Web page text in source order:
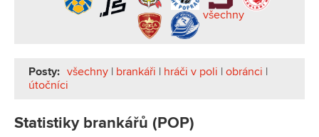
všechny
Posty: všechny | brankáři | hráči v poli | obránci |
útočníci
Statistiky brankářů (POP)